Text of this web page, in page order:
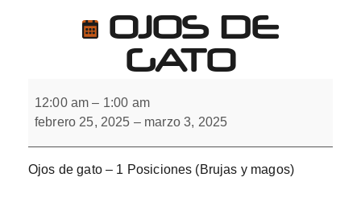
OJOS DE
GATO
de
gato
12:00 am – 1:00 am
febrero 25, 2025 – marzo 3, 2025
Ojos de gato – 1 Posiciones (Brujas y magos)